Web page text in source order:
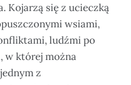
Kojarzą się z ucieczką
wsiami,
ludźmi po
w której można
z